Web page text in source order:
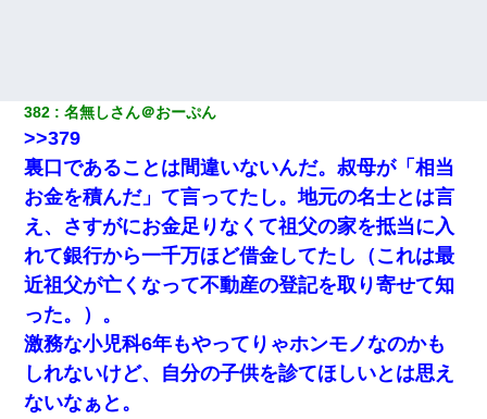
382 名無しさん＠おーぷん
>>379
裏口であることは間違いないんだ。叔母が「相当
お金を積んだ」て言ってたし。地元の名士とは言
え、さすがにお金足りなくて祖父の家を抵当に入
れて銀行から一千万ほど借金してたし（これは最
近祖父が亡くなって不動産の登記を取り寄せて知
った。）。
激務な小児科6年もやってりゃホンモノなのかも
しれないけど、自分の子供を診てほしいとは思え
ないなぁと。